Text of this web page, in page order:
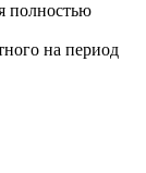
полностью
на период